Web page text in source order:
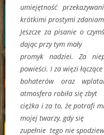
umiejętność
krótkimi prostymi
Jeszcze za pisanie o
dając przy tym mały
promyk nadziei. Za
powieści. I za więzi łączące
bohaterów oraz
atmosfera robiła się zbyt
ciężka i za to, że potrafi
mojej twarzy, gdy się
zupełnie tego nie